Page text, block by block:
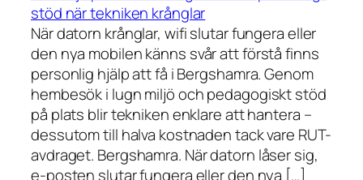
stöd när tekniken krånglar
När datorn krånglar, wifi slutar fungera eller
den nya mobilen känns svår att förstå finns
personlig hjälp att få i Bergshamra. Genom
hembesök i lugn miljö och pedagogiskt stöd
på plats blir tekniken enklare att hantera –
dessutom till halva kostnaden tack vare RUT-
avdraget. Bergshamra. När datorn låser sig,
e-posten slutar fungera eller den nya […]